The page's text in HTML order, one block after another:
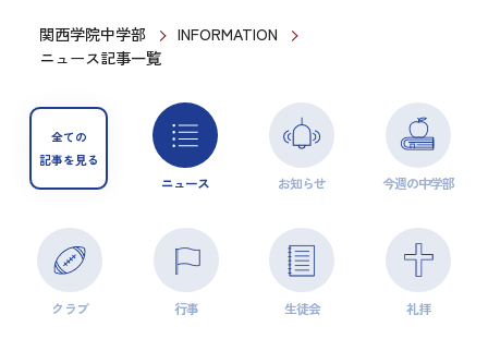
関西学院中学部
INFORMATION
ニュース記事一覧
全ての
記事を見る
ニュース お知らせ 今週の中学部
クラブ 行事 生徒会 礼拝